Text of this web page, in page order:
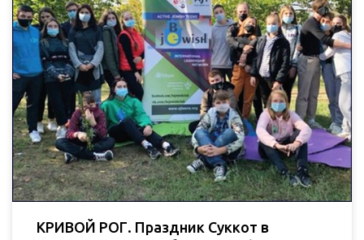
КРИВОЙ РОГ. Праздник Суккот в